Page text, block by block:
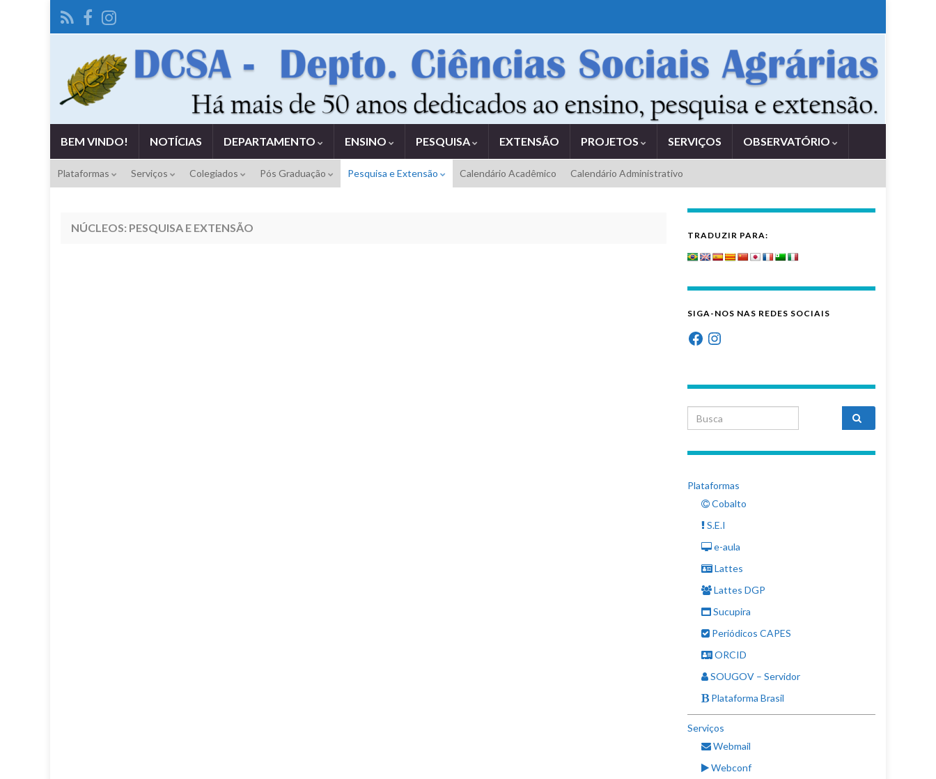
BEM VINDO! NOTÍCIAS DEPARTAMENTO ENSINO PESQUISA EXTENSÃO PROJETOS SERVIÇOS OBSERVATÓRIO
Plataformas Serviços Colegiados Pós Graduação Pesquisa e Extensão Calendário Acadêmico Calendário Administrativo
NÚCLEOS: PESQUISA E EXTENSÃO
TRADUZIR PARA:
SIGA-NOS NAS REDES SOCIAIS
FacebookInstagram
Search for:
Plataformas
Cobalto
S.E.I
e-aula
Lattes
Lattes DGP
Sucupira
Periódicos CAPES
ORCID
SOUGOV – Servidor
Plataforma Brasil
Serviços
Webmail
Webconf